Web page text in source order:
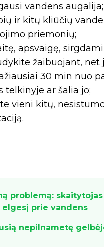
vandens augalija;
ir kitų kliūčių
priemonių;
apsvaigę,
žaibuojant, net
30 min nuo
telkinyje ar šalia jo;
vieni kitų,
problemą:
prie vandens
nepilnametę